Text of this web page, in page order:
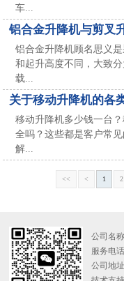
车...
铝合金升降机与剪叉
铝合金升降机顾名思义
和起升高度不同，大致
载...
关于移动升降机的各
移动升降机多少钱一台
全吗？这些都是客户常
解...
<< < 1 2
公司名
服务电
公司地